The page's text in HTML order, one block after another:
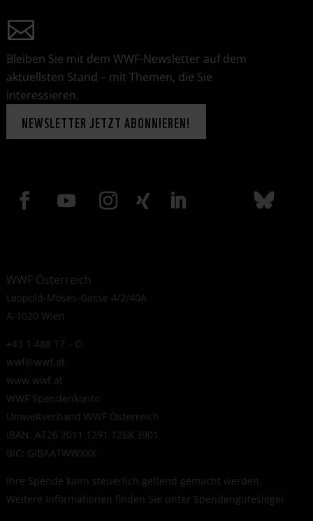
Bleiben Sie mit dem WWF-Newsletter auf dem
aktuellsten Stand – mit Themen, die Sie
interessieren.
NEWSLETTER JETZT ABONNIEREN!
WWF Österreich
Leopold-Moses-Gasse 4/2/40A
A-1020 Wien
+43 1 488 17 – 0
wwf@wwf.at
www.wwf.at
WWF Spendenkonto
Umweltverband WWF Österreich
IBAN: AT26 2011 1291 1268 3901
BIC: GIBAATWWXXX
Ihre Spende kann steuerlich geltend gemacht werden.
Weitere Informationen finden Sie unter Spendengütesiegel.